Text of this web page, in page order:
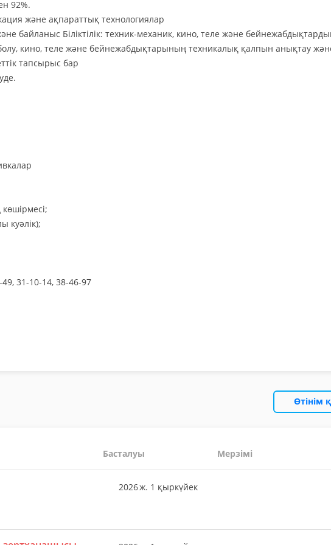
92%.
және ақпараттық технологиялар
байланыс Біліктілік: техник-механик, кино, теле және
кино, теле және бейнежабдықтарының техникалық қалпын анықтау
тапсырыс бар
көшірмесі;
куәлік);
31-10-14, 38-46-97
Өтінім
Басталуы Мерзімі
2026 ж. 1 қыркүйек